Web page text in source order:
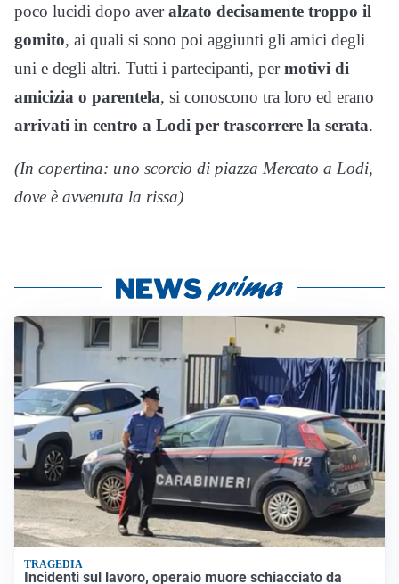
poco lucidi dopo averalzato decisamente troppo il
gomito, ai quali si sono poi aggiunti gli amici degli
uni e degli altri. Tutti i partecipanti, permotivi di
amicizia o parentela, si conoscono tra loro ed erano
arrivati in centro a Lodi per trascorrere la serata.
(In copertina: uno scorcio di piazza Mercato a Lodi,
dove è avvenuta la rissa)
TRAGEDIA
Incidenti sul lavoro, operaio muore schiacciato da